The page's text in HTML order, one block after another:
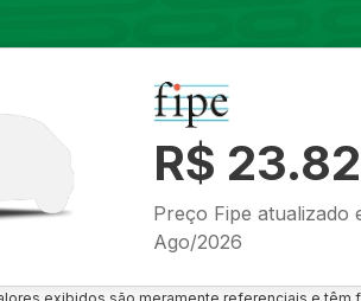
R$
Preço Fipe atualizado
Ago/2026